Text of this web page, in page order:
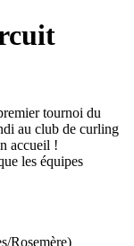
tournoi du
au club de curling
accueil !
les équipes
Rosemère)